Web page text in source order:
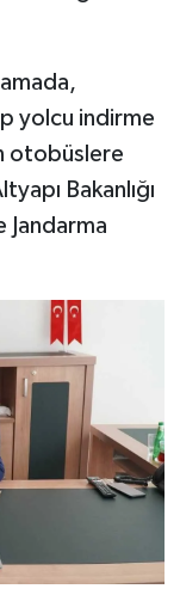
yolcu indirme
otobüslere
Bakanlığı
Jandarma